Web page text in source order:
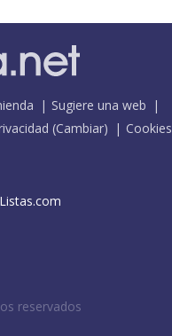
Sugiere una web
(Cambiar)
Cookies
reservados